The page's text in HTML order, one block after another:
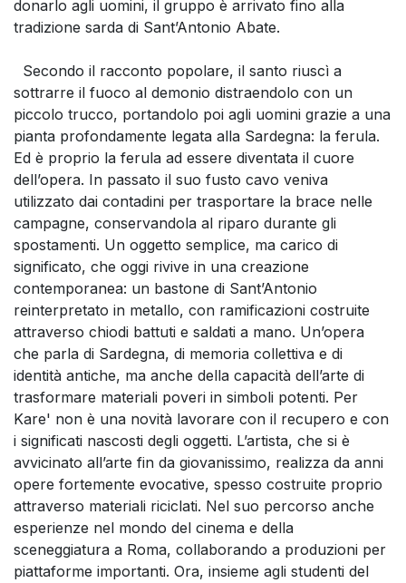
donarlo agli uomini, il gruppo è arrivato fino alla
tradizione sarda di Sant’Antonio Abate.
Secondo il racconto popolare, il santo riuscì a
sottrarre il fuoco al demonio distraendolo con un
piccolo trucco, portandolo poi agli uomini grazie a una
pianta profondamente legata alla Sardegna: la ferula.
Ed è proprio la ferula ad essere diventata il cuore
dell’opera. In passato il suo fusto cavo veniva
utilizzato dai contadini per trasportare la brace nelle
campagne, conservandola al riparo durante gli
spostamenti. Un oggetto semplice, ma carico di
significato, che oggi rivive in una creazione
contemporanea: un bastone di Sant’Antonio
reinterpretato in metallo, con ramificazioni costruite
attraverso chiodi battuti e saldati a mano. Un’opera
che parla di Sardegna, di memoria collettiva e di
identità antiche, ma anche della capacità dell’arte di
trasformare materiali poveri in simboli potenti. Per
Kare' non è una novità lavorare con il recupero e con
i significati nascosti degli oggetti. L’artista, che si è
avvicinato all’arte fin da giovanissimo, realizza da anni
opere fortemente evocative, spesso costruite proprio
attraverso materiali riciclati. Nel suo percorso anche
esperienze nel mondo del cinema e della
sceneggiatura a Roma, collaborando a produzioni per
piattaforme importanti. Ora, insieme agli studenti del